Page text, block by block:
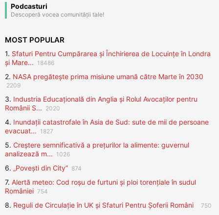
Podcasturi
Descoperă vocea comunității tale!
MOST POPULAR
1. Sfaturi Pentru Cumpărarea și Închirierea de Locuințe în Londra
și Mare... 18486
2. NASA pregătește prima misiune umană către Marte în 2030
2209
3. Industria Educațională din Anglia și Rolul Avocaților pentru
Românii S... 2020
4. Inundații catastrofale în Asia de Sud: sute de mii de persoane
evacuat... 1827
5. Creștere semnificativă a prețurilor la alimente: guvernul
analizează m... 1026
6. „Povești din City” 874
7. Alertă meteo: Cod roșu de furtuni și ploi torențiale în sudul
României 754
8. Reguli de Circulație în UK și Sfaturi Pentru Șoferii Români 750